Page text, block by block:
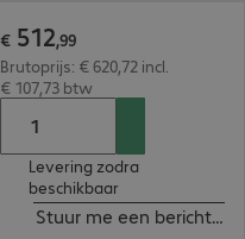
€ 512,99
Brutoprijs: € 620,72 incl.
€ 107,73 btw
Levering zodra
beschikbaar
Stuur me een bericht